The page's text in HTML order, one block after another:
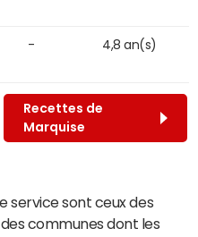
- 4,8 an(s)
Recettes de
Marquise
service sont ceux des
communes dont les